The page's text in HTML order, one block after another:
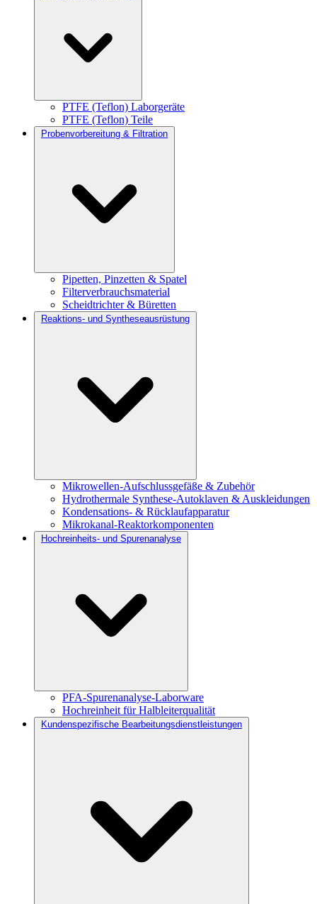
PTFE (Teflon) Laborgeräte
PTFE (Teflon) Teile
Probenvorbereitung & Filtration
Pipetten, Pinzetten & Spatel
Filterverbrauchsmaterial
Scheidtrichter & Büretten
Reaktions- und Syntheseausrüstung
Mikrowellen-Aufschlussgefäße & Zubehör
Hydrothermale Synthese-Autoklaven & Auskleidungen
Kondensations- & Rücklaufapparatur
Mikrokanal-Reaktorkomponenten
Hochreinheits- und Spurenanalyse
PFA-Spurenanalyse-Laborware
Hochreinheit für Halbleiterqualität
Kundenspezifische Bearbeitungsdienstleistungen